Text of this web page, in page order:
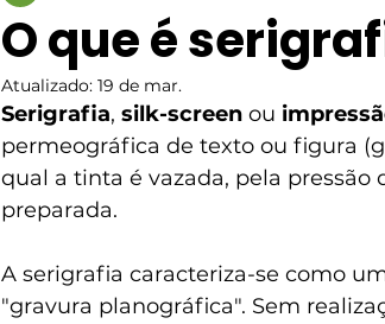
O que é
Atualizado: 19 de mar.
Serigrafia, silk-screen ou
permeográfica de texto ou figura
qual a tinta é vazada, pela
preparada.
A serigrafia caracteriza-se como
"gravura planográfica". Sem